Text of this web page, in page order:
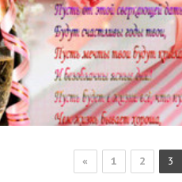
« 1 2 3